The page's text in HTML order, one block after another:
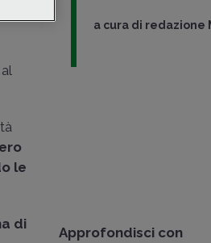
le
di
a cura di redazione
Approfondisci con